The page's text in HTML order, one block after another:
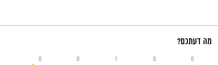
מה דעתכם?
0 0 1 0 0